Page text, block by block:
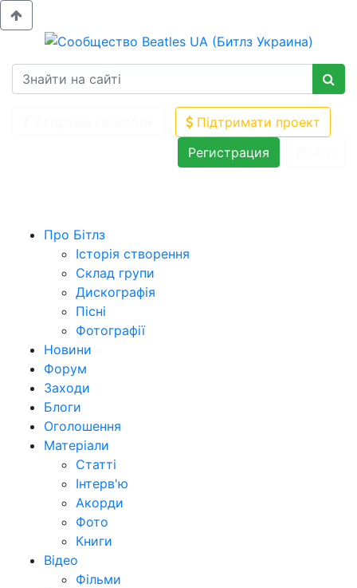
Підтримати проект
Регистрация
Про Бітлз
Історія створення
Склад групи
Дискографія
Пісні
Фотографії
Новини
Форум
Заходи
Блоги
Оголошення
Матеріали
Статті
Інтерв'ю
Акорди
Фото
Книги
Відео
Фільми